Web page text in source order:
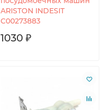
ARISTON INDESIT
C00273883
1030 ₽